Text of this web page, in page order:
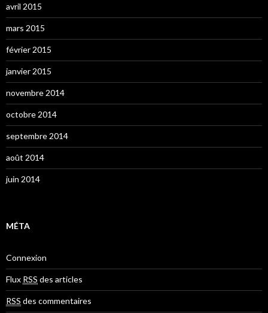
avril 2015
mars 2015
février 2015
janvier 2015
novembre 2014
octobre 2014
septembre 2014
août 2014
juin 2014
MÉTA
Connexion
Flux RSS des articles
RSS des commentaires